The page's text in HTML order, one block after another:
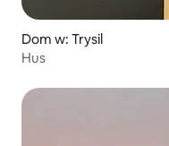
Dom w: Trysil
Hus